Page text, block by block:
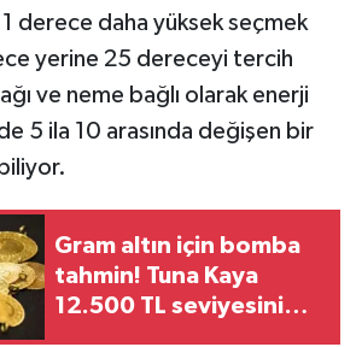
derece daha yüksek seçmek
yerine 25 dereceyi tercih
ve neme bağlı olarak enerji
5 ila 10 arasında değişen bir
Gram altın için bomba
tahmin! Tuna Kaya
12.500 TL seviyesini